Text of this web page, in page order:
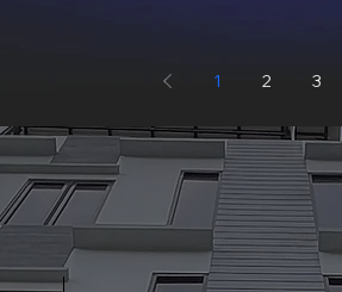
1 2 3